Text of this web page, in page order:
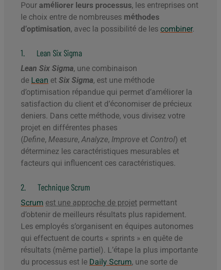
Pour améliorer leurs processus, les entreprises ont
le choix entre de nombreuses méthodes
d’optimisation, avec la possibilité de les combiner.
1. Lean Six Sigma
Lean Six Sigma, une combinaison
de Lean et Six Sigma, est une méthode
d’optimisation répandue qui permet d’améliorer la
satisfaction du client et d’économiser de précieux
deniers. Dans cette méthode, vous divisez votre
projet en différentes phases
(Define, Measure,Analyze, Improve et Control) et
déterminez les caractéristiques mesurables et
facteurs qui influencent ces caractéristiques.
2. Technique Scrum
Scrum est une approche de projet permettant
d’obtenir de meilleurs résultats plus rapidement.
Les employés s’organisent en équipes autonomes
qui effectuent de courts « sprints » en quête de
résultats (même partiel). L’étape la plus importante
du processus est le Daily Scrum, une sorte de